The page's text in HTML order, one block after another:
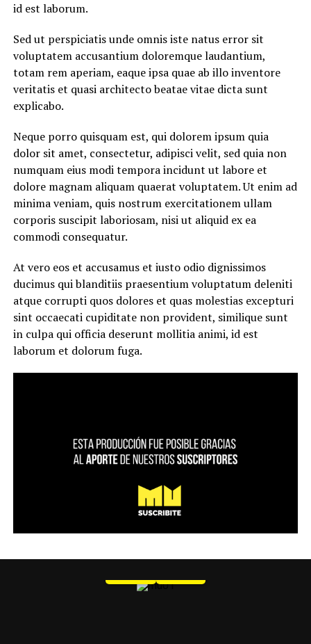
id est laborum.
Sed ut perspiciatis unde omnis iste natus error sit
voluptatem accusantium doloremque laudantium,
totam rem aperiam, eaque ipsa quae ab illo inventore
veritatis et quasi architecto beatae vitae dicta sunt
explicabo.
Neque porro quisquam est, qui dolorem ipsum quia
dolor sit amet, consectetur, adipisci velit, sed quia non
numquam eius modi tempora incidunt ut labore et
dolore magnam aliquam quaerat voluptatem. Ut enim ad
minima veniam, quis nostrum exercitationem ullam
corporis suscipit laboriosam, nisi ut aliquid ex ea
commodi consequatur.
At vero eos et accusamus et iusto odio dignissimos
ducimus qui blanditiis praesentium voluptatum deleniti
atque corrupti quos dolores et quas molestias excepturi
sint occaecati cupiditate non provident, similique sunt
in culpa qui officia deserunt mollitia animi, id est
laborum et dolorum fuga.
MU 1